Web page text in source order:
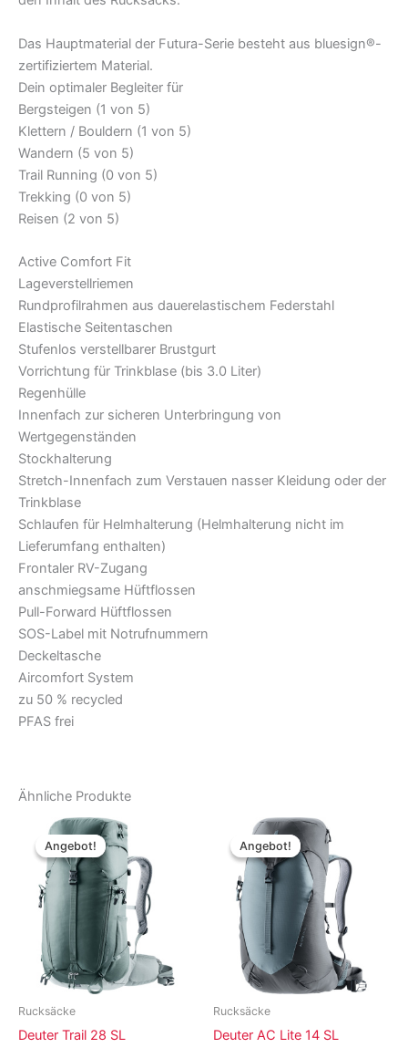
Das Hauptmaterial der Futura-Serie besteht aus bluesign®-
zertifiziertem Material.
Dein optimaler Begleiter für
Bergsteigen (1 von 5)
Klettern / Bouldern (1 von 5)
Wandern (5 von 5)
Trail Running (0 von 5)
Trekking (0 von 5)
Reisen (2 von 5)
Active Comfort Fit
Lageverstellriemen
Rundprofilrahmen aus dauerelastischem Federstahl
Elastische Seitentaschen
Stufenlos verstellbarer Brustgurt
Vorrichtung für Trinkblase (bis 3.0 Liter)
Regenhülle
Innenfach zur sicheren Unterbringung von
Wertgegenständen
Stockhalterung
Stretch-Innenfach zum Verstauen nasser Kleidung oder der
Trinkblase
Schlaufen für Helmhalterung (Helmhalterung nicht im
Lieferumfang enthalten)
Frontaler RV-Zugang
anschmiegsame Hüftflossen
Pull-Forward Hüftflossen
SOS-Label mit Notrufnummern
Deckeltasche
Aircomfort System
zu 50 % recycled
PFAS frei
Ähnliche Produkte
Angebot!
Angebot!
Rucksäcke
Deuter Trail 28 SL
Angebot!
Angebot!
Rucksäcke
Deuter AC Lite 14 SL